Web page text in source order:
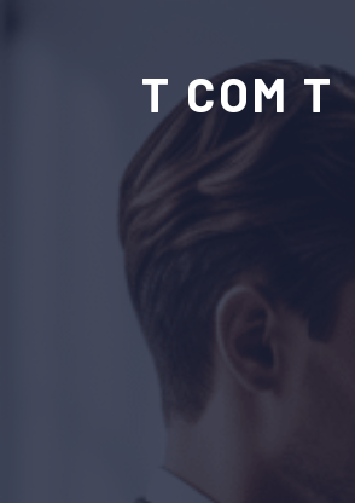
T COM T